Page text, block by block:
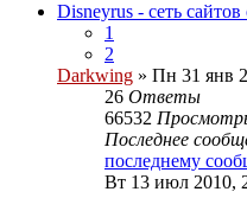
Disneyrus - сеть
1
2
Darkwing » Пн 31 янв
26 Ответы
66532
Последнее
последнему
Вт 13 июл 2010,